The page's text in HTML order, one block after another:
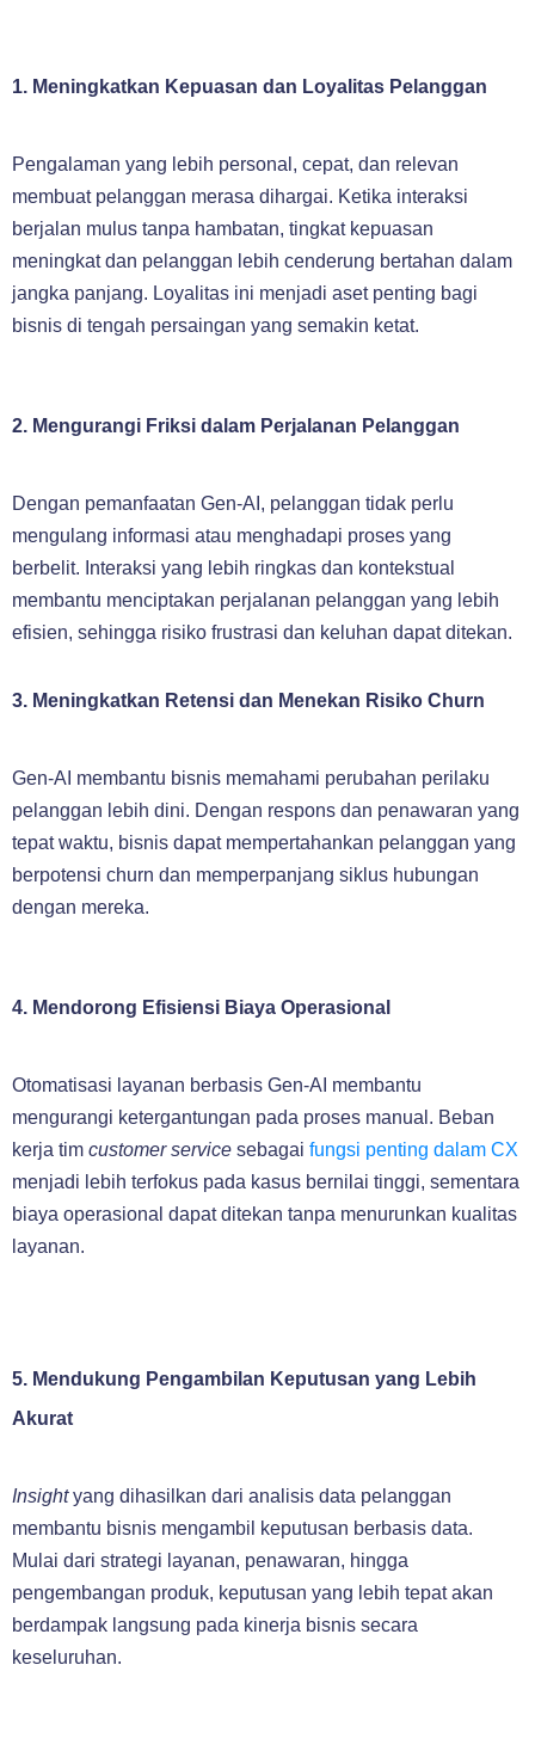
1. Meningkatkan Kepuasan dan Loyalitas Pelanggan
Pengalaman yang lebih personal, cepat, dan relevan
membuat pelanggan merasa dihargai. Ketika interaksi
berjalan mulus tanpa hambatan, tingkat kepuasan
meningkat dan pelanggan lebih cenderung bertahan dalam
jangka panjang. Loyalitas ini menjadi aset penting bagi
bisnis di tengah persaingan yang semakin ketat.
2. Mengurangi Friksi dalam Perjalanan Pelanggan
Dengan pemanfaatan Gen-AI, pelanggan tidak perlu
mengulang informasi atau menghadapi proses yang
berbelit. Interaksi yang lebih ringkas dan kontekstual
membantu menciptakan perjalanan pelanggan yang lebih
efisien, sehingga risiko frustrasi dan keluhan dapat ditekan.
3. Meningkatkan Retensi dan Menekan Risiko Churn
Gen-AI membantu bisnis memahami perubahan perilaku
pelanggan lebih dini. Dengan respons dan penawaran yang
tepat waktu, bisnis dapat mempertahankan pelanggan yang
berpotensi churn dan memperpanjang siklus hubungan
dengan mereka.
4. Mendorong Efisiensi Biaya Operasional
Otomatisasi layanan berbasis Gen-AI membantu
mengurangi ketergantungan pada proses manual. Beban
kerja tim customer service sebagai fungsi penting dalam CX
menjadi lebih terfokus pada kasus bernilai tinggi, sementara
biaya operasional dapat ditekan tanpa menurunkan kualitas
layanan.
5. Mendukung Pengambilan Keputusan yang Lebih
Akurat
Insightyang dihasilkan dari analisis data pelanggan
membantu bisnis mengambil keputusan berbasis data.
Mulai dari strategi layanan, penawaran, hingga
pengembangan produk, keputusan yang lebih tepat akan
berdampak langsung pada kinerja bisnis secara
keseluruhan.